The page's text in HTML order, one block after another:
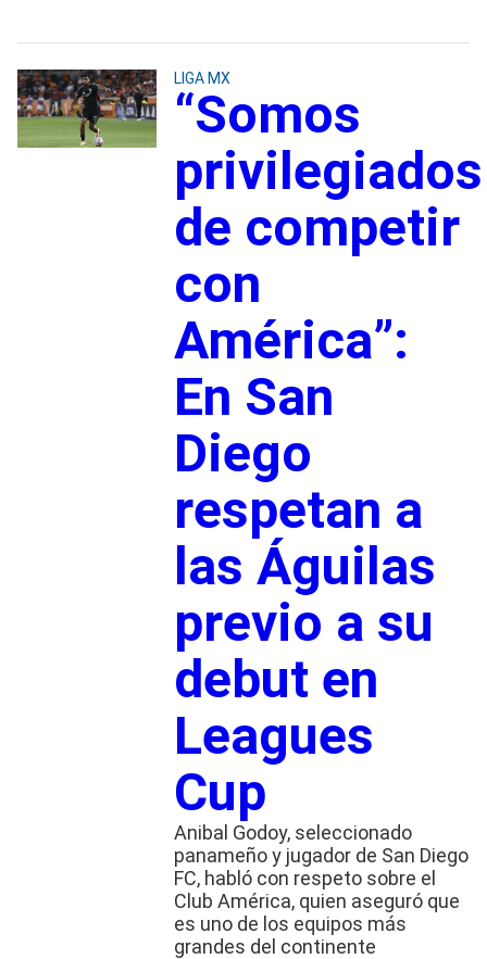
LIGA MX
“Somos
privilegiados
de competir
con
América”:
En San
Diego
respetan a
las Águilas
previo a su
debut en
Leagues
Cup
Anibal Godoy, seleccionado
panameño y jugador de San Diego
FC, habló con respeto sobre el
Club América, quien aseguró que
es uno de los equipos más
grandes del continente